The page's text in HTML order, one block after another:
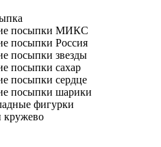
посыпки МИКС
посыпки Россия
посыпки звезды
посыпки сахар
посыпки сердце
посыпки шарики
фигурки
кружево